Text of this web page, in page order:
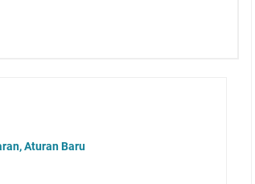
Aturan Baru